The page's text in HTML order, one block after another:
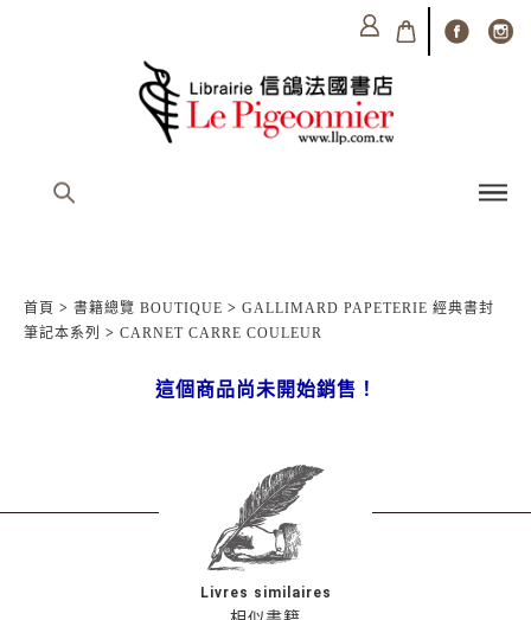
首頁 > 書籍總覽 BOUTIQUE > GALLIMARD PAPETERIE 經典書封
筆記本系列
> CARNET CARRE COULEUR
這個商品尚未開始銷售！
Livres similaires